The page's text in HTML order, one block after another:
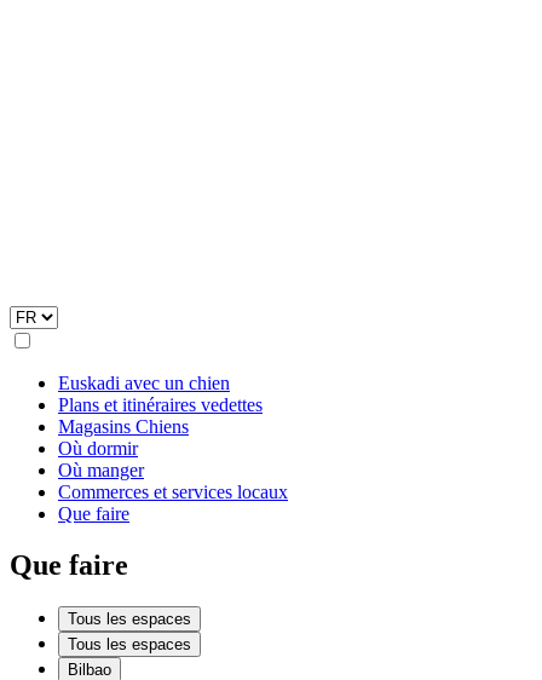
Euskadi avec un chien
Plans et itinéraires vedettes
Magasins Chiens
Où dormir
Où manger
Commerces et services locaux
Que faire
Que faire
Tous les espaces
Tous les espaces
Bilbao